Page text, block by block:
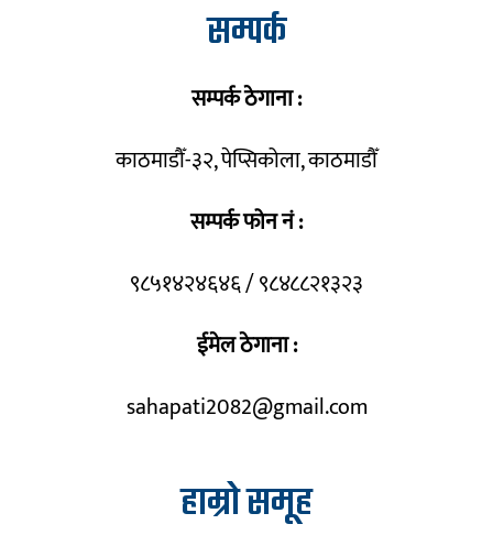
सम्पर्क
सम्पर्क ठेगाना :
काठमाडौँ-३२, पेप्सिकोला, काठमाडौँ
सम्पर्क फोन नं :
९८५१४२४६४६ / ९८४८८२१३२३
ईमेल ठेगाना :
sahapati2082@gmail.com
हाम्रो समूह